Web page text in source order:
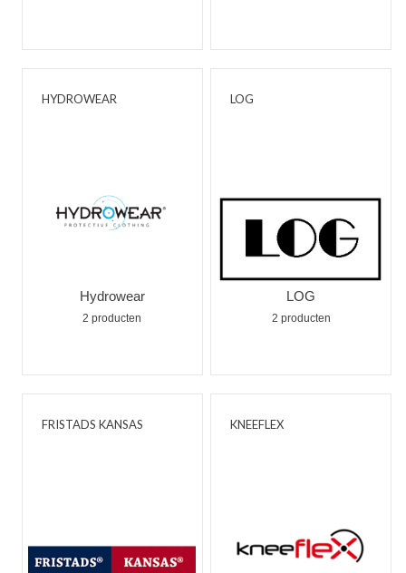
HYDROWEAR
Hydrowear
2 producten
LOG
LOG
2 producten
FRISTADS KANSAS KNEEFLEX